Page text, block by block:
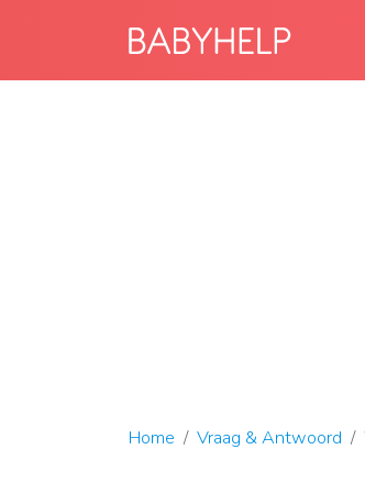
Home Vraag & Antwoord